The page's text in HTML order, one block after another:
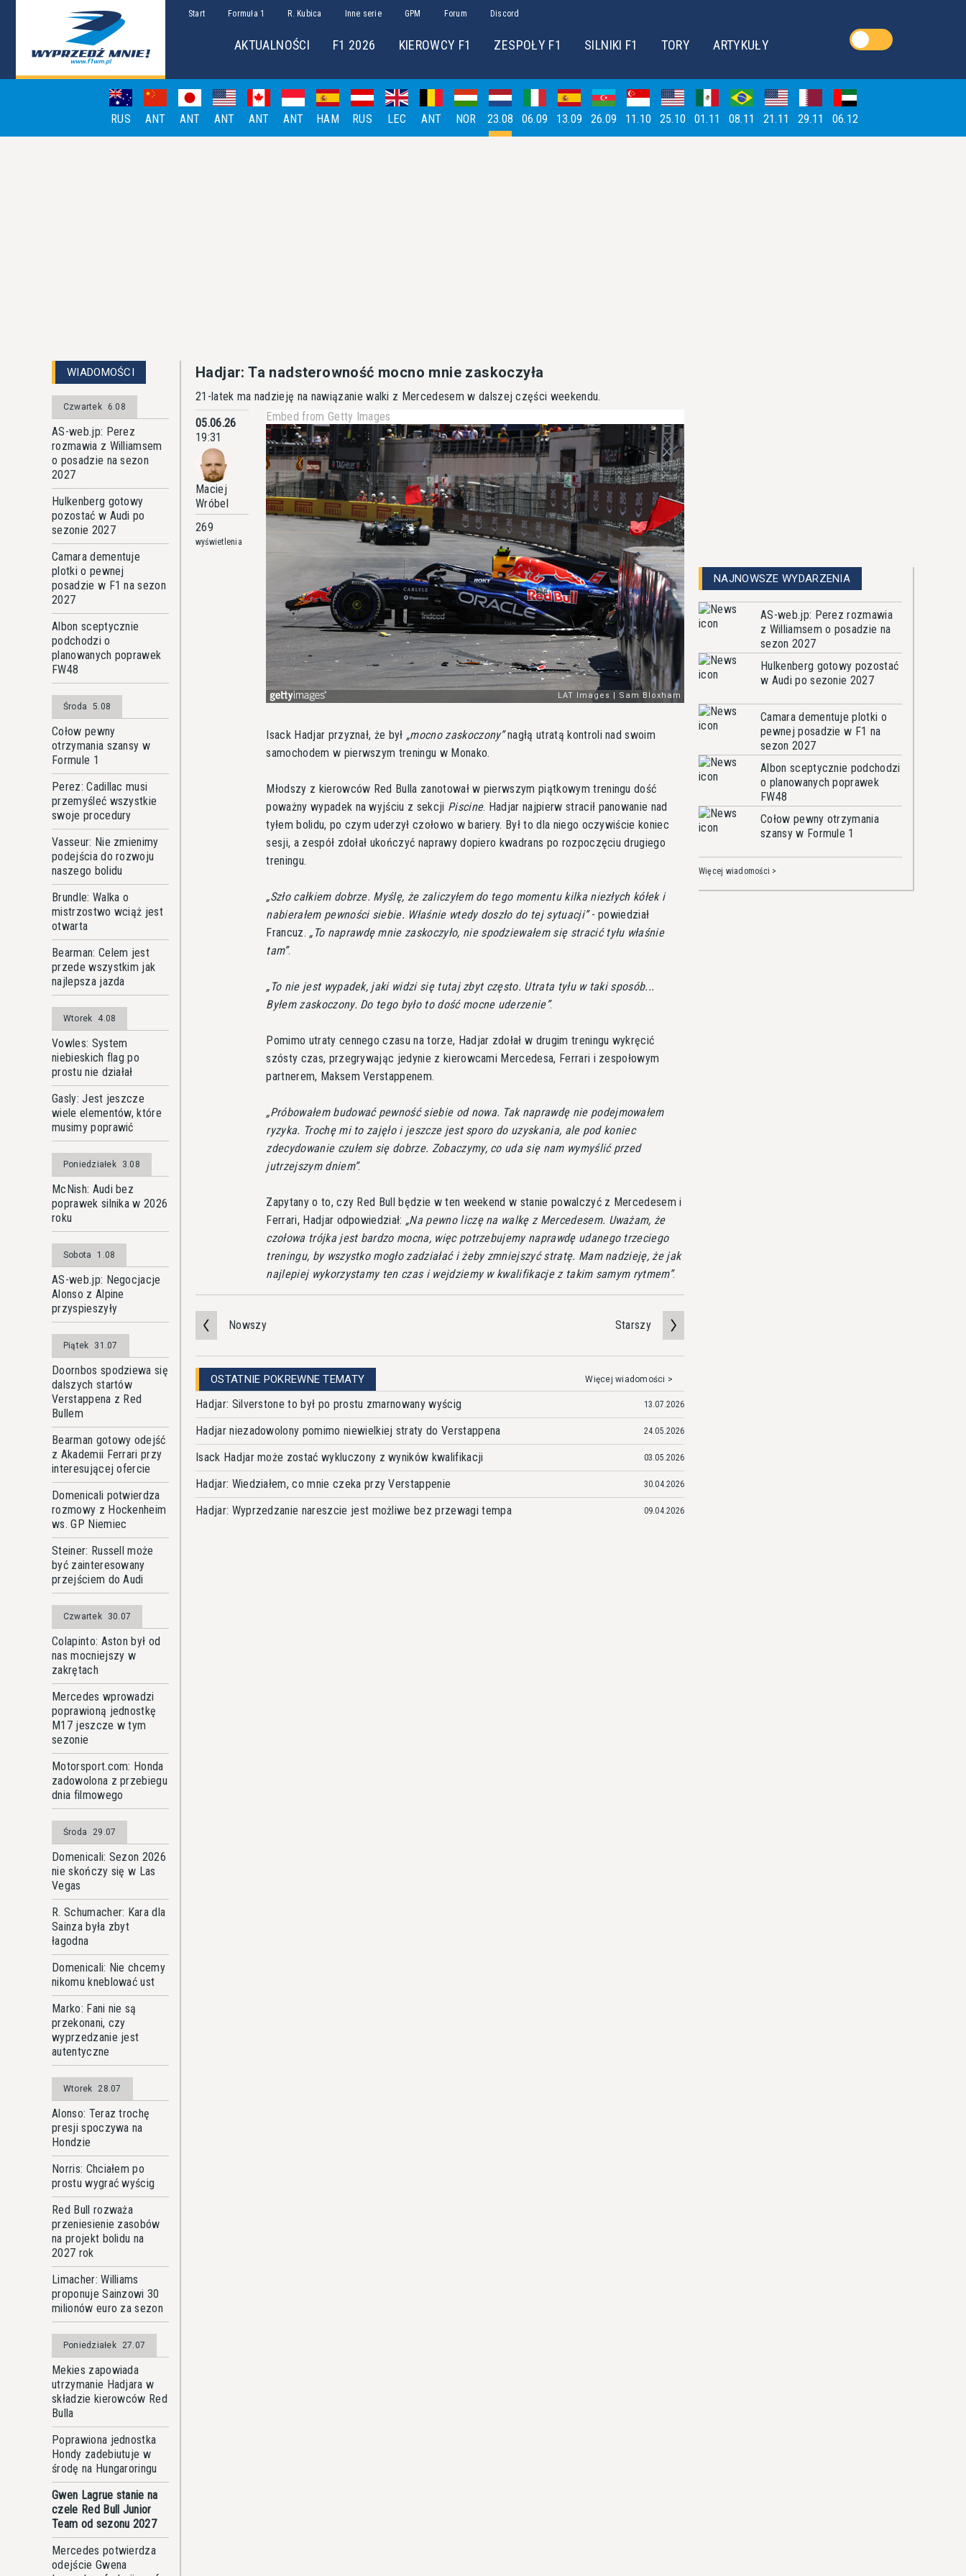
Start Formuła 1 R. Kubica Inne serie GPM Forum Discord
AKTUALNOŚCI F1 2026 KIEROWCY F1 ZESPOŁY F1 SILNIKI F1 TORY ARTYKUŁY
RUS ANT ANT ANT ANT ANT HAM RUS LEC ANT NOR 23.08 06.09 13.09 26.09 11.10 25.10 01.11 08.11 21.11 29.11 06.12
WIADOMOŚCI
Czwartek 6.08
AS-web.jp: Perez
rozmawia z Williamsem
o posadzie na sezon
2027
Hulkenberg gotowy
pozostać w Audi po
sezonie 2027
Camara dementuje
plotki o pewnej
posadzie w F1 na sezon
2027
Albon sceptycznie
podchodzi o
planowanych poprawek
FW48
Środa 5.08
Cołow pewny
otrzymania szansy w
Formule 1
Perez: Cadillac musi
przemyśleć wszystkie
swoje procedury
Vasseur: Nie zmienimy
podejścia do rozwoju
naszego bolidu
Brundle: Walka o
mistrzostwo wciąż jest
otwarta
Bearman: Celem jest
przede wszystkim jak
najlepsza jazda
Wtorek 4.08
Vowles: System
niebieskich flag po
prostu nie działał
Gasly: Jest jeszcze
wiele elementów, które
musimy poprawić
Poniedziałek 3.08
McNish: Audi bez
poprawek silnika w 2026
roku
Sobota 1.08
AS-web.jp: Negocjacje
Alonso z Alpine
przyspieszyły
Piątek 31.07
Doornbos spodziewa się
dalszych startów
Verstappena z Red
Bullem
Bearman gotowy odejść
z Akademii Ferrari przy
interesującej ofercie
Domenicali potwierdza
rozmowy z Hockenheim
ws. GP Niemiec
Steiner: Russell może
być zainteresowany
przejściem do Audi
Czwartek 30.07
Colapinto: Aston był od
nas mocniejszy w
zakrętach
Mercedes wprowadzi
poprawioną jednostkę
M17 jeszcze w tym
sezonie
Motorsport.com: Honda
zadowolona z przebiegu
dnia filmowego
Środa 29.07
Domenicali: Sezon 2026
nie skończy się w Las
Vegas
R. Schumacher: Kara dla
Sainza była zbyt
łagodna
Domenicali: Nie chcemy
nikomu kneblować ust
Marko: Fani nie są
przekonani, czy
wyprzedzanie jest
autentyczne
Wtorek 28.07
Alonso: Teraz trochę
presji spoczywa na
Hondzie
Norris: Chciałem po
prostu wygrać wyścig
Red Bull rozważa
przeniesienie zasobów
na projekt bolidu na
2027 rok
Limacher: Williams
proponuje Sainzowi 30
milionów euro za sezon
Poniedziałek 27.07
Mekies zapowiada
utrzymanie Hadjara w
składzie kierowców Red
Bulla
Poprawiona jednostka
Hondy zadebiutuje w
środę na Hungaroringu
Gwen Lagrue stanie na
czele Red Bull Junior
Team od sezonu 2027
Mercedes potwierdza
odejście Gwena
Hadjar: Ta nadsterowność mocno mnie zaskoczyła
21-latek ma nadzieję na nawiązanie walki z Mercedesem w dalszej części weekendu.
05.06.26
19:31
Maciej
Wróbel
269
wyświetlenia
Embed from Getty Images
Isack Hadjar przyznał, że był mocno zaskoczony nagłą utratą kontroli nad swoim
samochodem w pierwszym treningu w Monako.
Młodszy z kierowców Red Bulla zanotował w pierwszym piątkowym treningu dość
poważny wypadek na wyjściu z sekcji Piscine. Hadjar najpierw stracił panowanie nad
tyłem bolidu, po czym uderzył czołowo w bariery. Był to dla niego oczywiście koniec
sesji, a zespół zdołał ukończyć naprawy dopiero kwadrans po rozpoczęciu drugiego
treningu.
Szło całkiem dobrze. Myślę, że zaliczyłem do tego momentu kilka niezłych kółek i
nabierałem pewności siebie. Właśnie wtedy doszło do tej sytuacji - powiedział
Francuz.
To naprawdę mnie zaskoczyło, nie spodziewałem się stracić tyłu właśnie
tam .
To nie jest wypadek, jaki widzi się tutaj zbyt często. Utrata tyłu w taki sposób...
Byłem zaskoczony. Do tego było to dość mocne uderzenie .
Pomimo utraty cennego czasu na torze, Hadjar zdołał w drugim treningu wykręcić
szósty czas, przegrywając jedynie z kierowcami Mercedesa, Ferrari i zespołowym
partnerem, Maksem Verstappenem.
Próbowałem budować pewność siebie od nowa. Tak naprawdę nie podejmowałem
ryzyka. Trochę mi to zajęło i jeszcze jest sporo do uzyskania, ale pod koniec
zdecydowanie czułem się dobrze. Zobaczymy, co uda się nam wymyślić przed
jutrzejszym dniem .
Zapytany o to, czy Red Bull będzie w ten weekend w stanie powalczyć z Mercedesem i
Ferrari, Hadjar odpowiedział:
Na pewno liczę na walkę z Mercedesem. Uważam, że
czołowa trójka jest bardzo mocna, więc potrzebujemy naprawdę udanego trzeciego
treningu, by wszystko mogło zadziałać i żeby zmniejszyć stratę. Mam nadzieję, że jak
najlepiej wykorzystamy ten czas i wejdziemy w kwalifikacje z takim samym rytmem .
Nowszy Starszy
OSTATNIE POKREWNE TEMATY Więcej wiadomości >
Hadjar: Silverstone to był po prostu zmarnowany wyścig 13.07.2026
Hadjar niezadowolony pomimo niewielkiej straty do Verstappena 24.05.2026
Isack Hadjar może zostać wykluczony z wyników kwalifikacji 03.05.2026
Hadjar: Wiedziałem, co mnie czeka przy Verstappenie 30.04.2026
Hadjar: Wyprzedzanie nareszcie jest możliwe bez przewagi tempa 09.04.2026
NAJNOWSZE WYDARZENIA
AS-web.jp: Perez rozmawia
z Williamsem o posadzie na
sezon 2027
Hulkenberg gotowy pozostać
w Audi po sezonie 2027
Camara dementuje plotki o
pewnej posadzie w F1 na
sezon 2027
Albon sceptycznie podchodzi
o planowanych poprawek
FW48
Cołow pewny otrzymania
szansy w Formule 1
Więcej wiadomości >